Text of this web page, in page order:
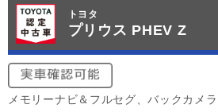
トヨタ
プリウス PHEV Z
メモリーナビ＆フルセグ、バックカメ